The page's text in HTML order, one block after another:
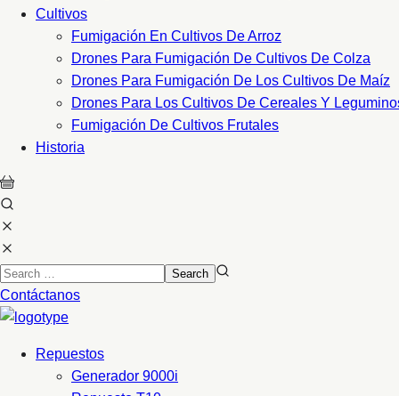
Cultivos
Fumigación En Cultivos De Arroz
Drones Para Fumigación De Cultivos De Colza
Drones Para Fumigación De Los Cultivos De Maíz
Drones Para Los Cultivos De Cereales Y
Fumigación De Cultivos Frutales
Historia
Contáctanos
Repuestos
Generador 9000i